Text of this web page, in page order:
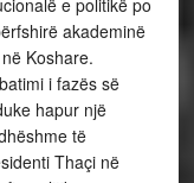
e kufirit mes
një prej
të
fillimin e luftës
e
Sali Çekaj,